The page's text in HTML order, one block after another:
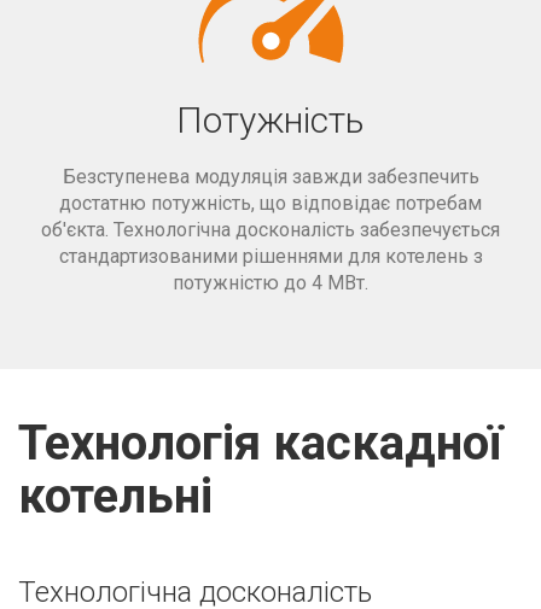
Потужність
Безступенева модуляція завжди забезпечить
достатню потужність, що відповідає потребам
об'єкта. Технологічна досконалість забезпечується
стандартизованими рішеннями для котелень з
потужністю до 4 МВт.
Технологія каскадної
котельні
Технологічна досконалість